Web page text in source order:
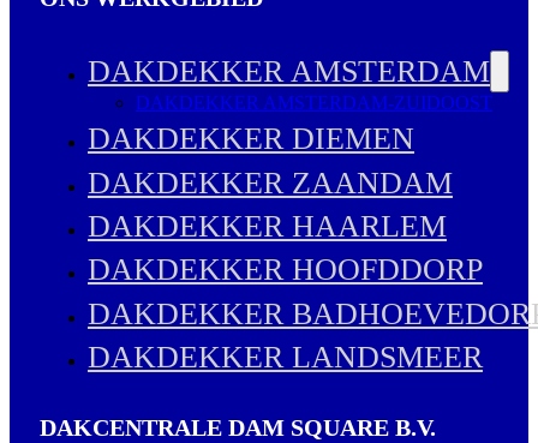
DAKDEKKER AMSTERDAM
DAKDEKKER AMSTERDAM-ZUIDOOST
DAKDEKKER DIEMEN
DAKDEKKER ZAANDAM
DAKDEKKER HAARLEM
DAKDEKKER HOOFDDORP
DAKDEKKER
DAKDEKKER LANDSMEER
DAKCENTRALE DAM SQUARE B.V.